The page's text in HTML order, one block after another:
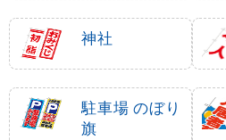
神社
駐車場 のぼり
旗